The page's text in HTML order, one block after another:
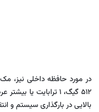
بالایی در بارگذاری سیستم و